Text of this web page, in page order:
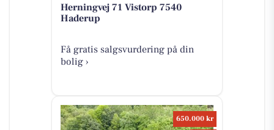
Herningvej 71 Vistorp 7540
Haderup
Få gratis salgsvurdering på din
bolig ›
650.000 kr